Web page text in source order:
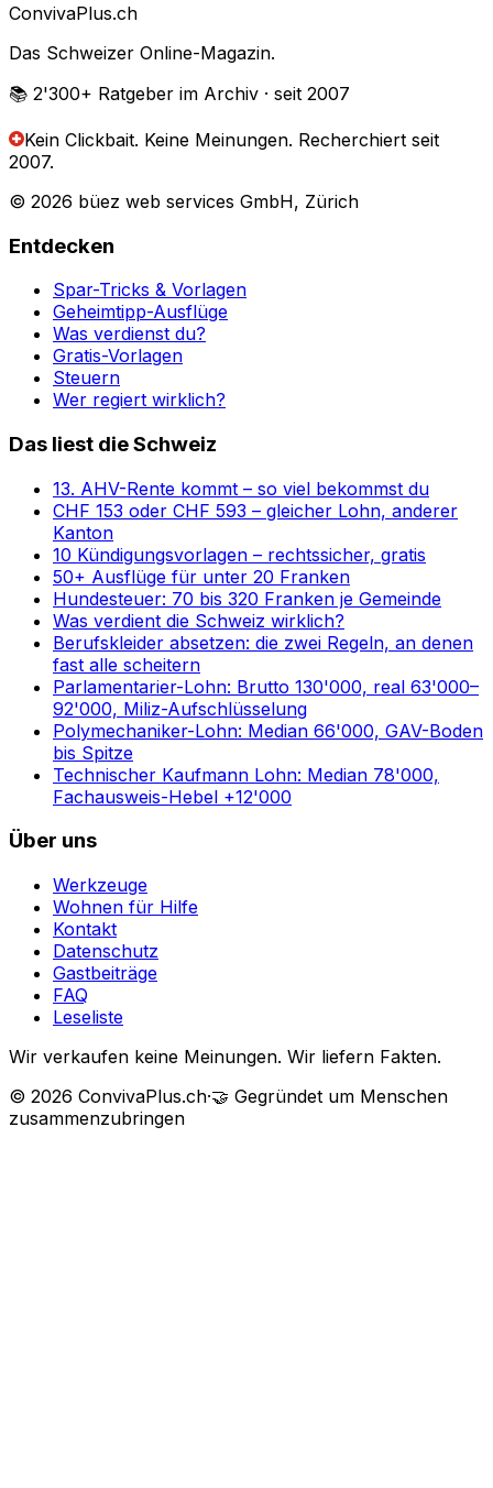
ConvivaPlus.ch
Das Schweizer Online-Magazin.
📚 2'300+ Ratgeber im Archiv · seit 2007
Kein Clickbait. Keine Meinungen. Recherchiert seit
2007.
© 2026 büez web services GmbH, Zürich
Entdecken
Spar-Tricks & Vorlagen
Geheimtipp-Ausflüge
Was verdienst du?
Gratis-Vorlagen
Steuern
Wer regiert wirklich?
Das liest die Schweiz
13. AHV-Rente kommt – so viel bekommst du
CHF 153 oder CHF 593 – gleicher Lohn, anderer
Kanton
10 Kündigungsvorlagen – rechtssicher, gratis
50+ Ausflüge für unter 20 Franken
Hundesteuer: 70 bis 320 Franken je Gemeinde
Was verdient die Schweiz wirklich?
Berufskleider absetzen: die zwei Regeln, an denen
fast alle scheitern
Parlamentarier-Lohn: Brutto 130'000, real 63'000–
92'000, Miliz-Aufschlüsselung
Polymechaniker-Lohn: Median 66'000, GAV-Boden
bis Spitze
Technischer Kaufmann Lohn: Median 78'000,
Fachausweis-Hebel +12'000
Über uns
Werkzeuge
Wohnen für Hilfe
Kontakt
Datenschutz
Gastbeiträge
FAQ
Leseliste
Wir verkaufen keine Meinungen. Wir liefern Fakten.
© 2026 ConvivaPlus.ch·🤝 Gegründet um Menschen
zusammenzubringen